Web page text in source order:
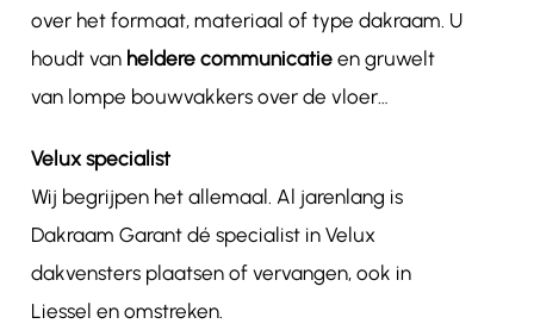
over het formaat, materiaal of type dakraam. U
houdt van heldere communicatieen gruwelt
van lompe bouwvakkers over de vloer…
Velux specialist
Wij begrijpen het allemaal. Al jarenlang is
Dakraam Garant dé specialist in Velux
dakvensters plaatsen of vervangen, ook in
Liessel en omstreken.